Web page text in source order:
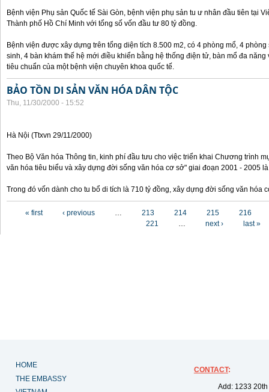
Bệnh viện Phụ sản Quốc tế Sài Gòn, bệnh viện phụ sản tu ư nhân đầu tiên tại
Thành phố Hồ Chí Minh với tổng số vốn đầu tư 80 tỷ đồng.
Bệnh viện được xây dựng trên tổng diện tích 8.500 m2, có 4 phòng mổ, 4
sinh, 4 bàn khám thế hệ mới điều khiển bằng hệ thống điện tử, bàn mổ đa
tiêu chuẩn của một bệnh viện chuyên khoa quốc tế.
BẢO TỒN DI SẢN VĂN HÓA DÂN TỘC
Thu, 11/30/2000 - 15:52
Hà Nội (Ttxvn 29/11/2000)
Theo Bộ Văn hóa Thông tin, kinh phí đầu tưu cho việc triển khai Chương trình
văn hóa tiêu biểu và xây dựng đời sống văn hóa cơ sở" giai đoạn 2001 - 2005
Trong đó vốn dành cho tu bổ di tích là 710 tỷ đồng, xây dựng đời sống văn hóa
« first ‹ previous … 213 214 215
216
221
… next › last »
HOME
THE EMBASSY
CONTACT:
Add: 1233